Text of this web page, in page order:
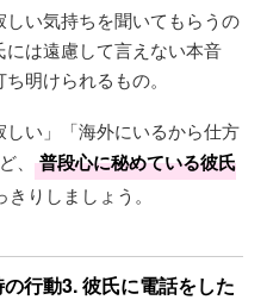
い気持ちを聞いてもらうの
は遠慮して言えない本音
明けられるもの。
しい」「海外にいるから仕方
、
普段心に秘めている彼氏
りしましょう。
行動3. 彼氏に電話をした